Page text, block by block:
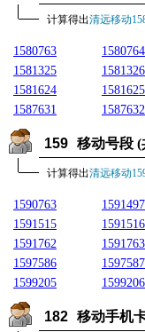
计算得出清远移动
1580763 1580764
1581325
1581326
1581624
1581625
1587631
1587632
159 移动号段 (
计算得出清远移动
1590763 1591497
1591515
1591516
1591762
1591763
1597586
1597587
1599205
1599206
182 移动手机